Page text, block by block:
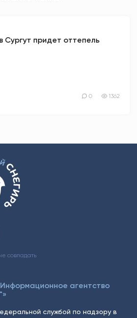
Сургут придет оттепель
0 1362
совпадать
агентство
службой по надзору в